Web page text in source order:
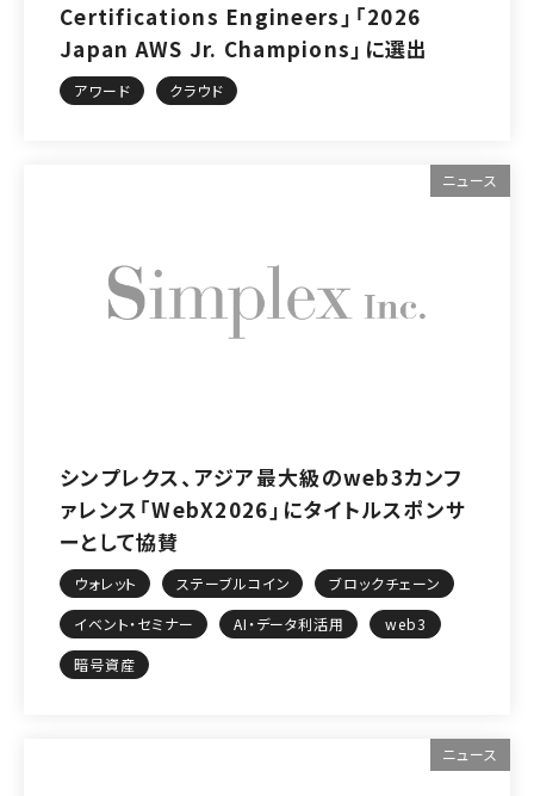
Certifications Engineers」「2026
Japan AWS Jr. Champions」に選出
アワード クラウド
ニュース
シンプレクス、アジア最大級のweb3カンフ
ァレンス「WebX2026」にタイトルスポンサ
ーとして協賛
ウォレット ステーブルコイン
ブロックチェーン
イベント・セミナー
AI・データ利活用
web3
暗号資産
ニュース